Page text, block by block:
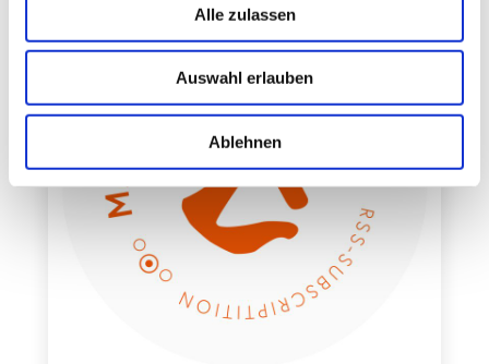
Alle zulassen
Auswahl erlauben
Ablehnen